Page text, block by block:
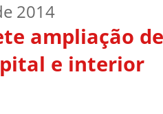
2014
ampliação
e interior